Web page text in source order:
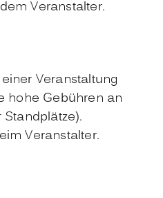
Veranstalter.
Veranstaltung
hohe Gebühren an
Veranstalter.